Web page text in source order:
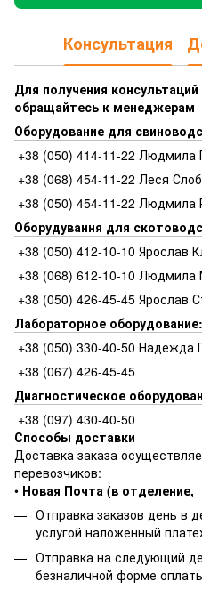
Консультация
Для получения
обращайтесь к менеджерам
Оборудование для
+38 (050) 414-11-22 Людмила
+38 (068) 454-11-22 Леся
+38 (050) 454-11-22 Людмила
Оборудування для
+38 (050) 412-10-10 Ярослав
+38 (068) 612-10-10 Людмила
+38 (050) 426-45-45 Ярослав
Лабораторное оборудование:
+38 (050) 330-40-50 Надежда
+38 (067) 426-45-45
Диагностическое
+38 (097) 430-40-50
Способы доставки
Доставка заказа
перевозчиков:
• Новая Почта (в
Отправка заказов день в
услугой наложенный
Отправка на следующий
безналичной форме